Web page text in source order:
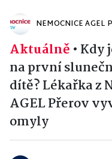
NEMOCNICE AGEL
Aktuálně • Kdy
na první
dítě? Lékařka z
AGEL Přerov
omyly